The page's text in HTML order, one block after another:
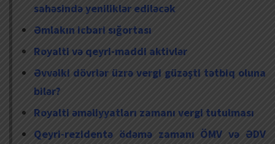
sahəsində yeniliklər ediləcək
Əmlakın icbari sığortası
Royalti və qeyri-maddi aktivlər
Əvvəlki dövrlər üzrə vergi güzəşti tətbiq oluna
bilər?
Royalti əməliyyatları zamanı vergi tutulması
Qeyri-rezidentə ödəmə zamanı ÖMV və ƏDV